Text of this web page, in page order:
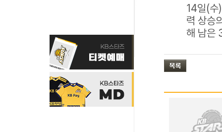
14일(수
력 상승
해 남은